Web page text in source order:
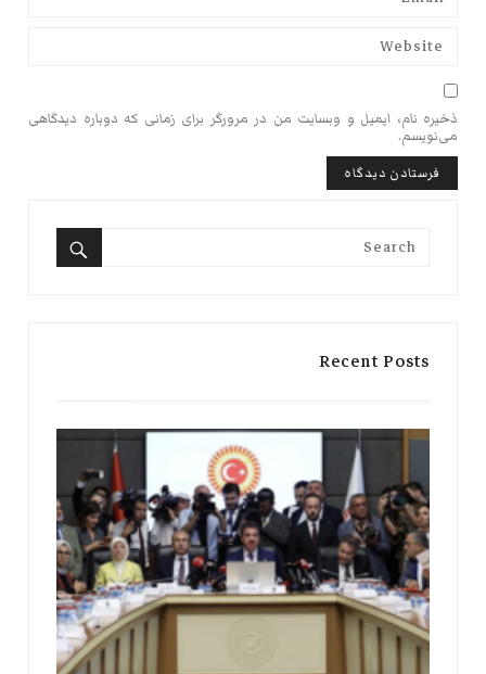
ذخیره نام، ایمیل و وبسایت من در مرورگر برای زمانی که دوباره دیدگاهی
می‌نویسم.
Search
Recent Posts